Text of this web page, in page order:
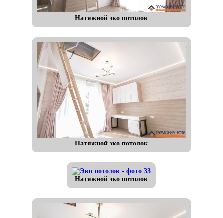
Натяжной эко потолок
Натяжной эко потолок
Натяжной эко потолок